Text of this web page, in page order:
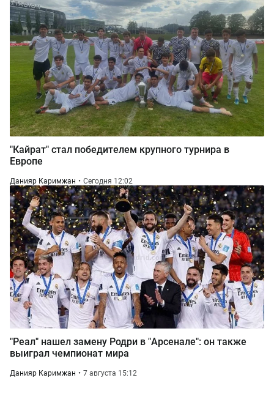
"Кайрат" стал победителем крупного турнира в
Европе
Данияр Каримжан Сегодня 12:02
"Реал" нашел замену Родри в "Арсенале": он также
выиграл чемпионат мира
Данияр Каримжан 7 августа 15:12